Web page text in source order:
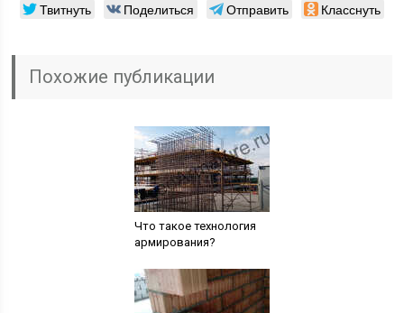
Твитнуть Поделиться Отправить Класснуть
Похожие публикации
Что такое технология
армирования?